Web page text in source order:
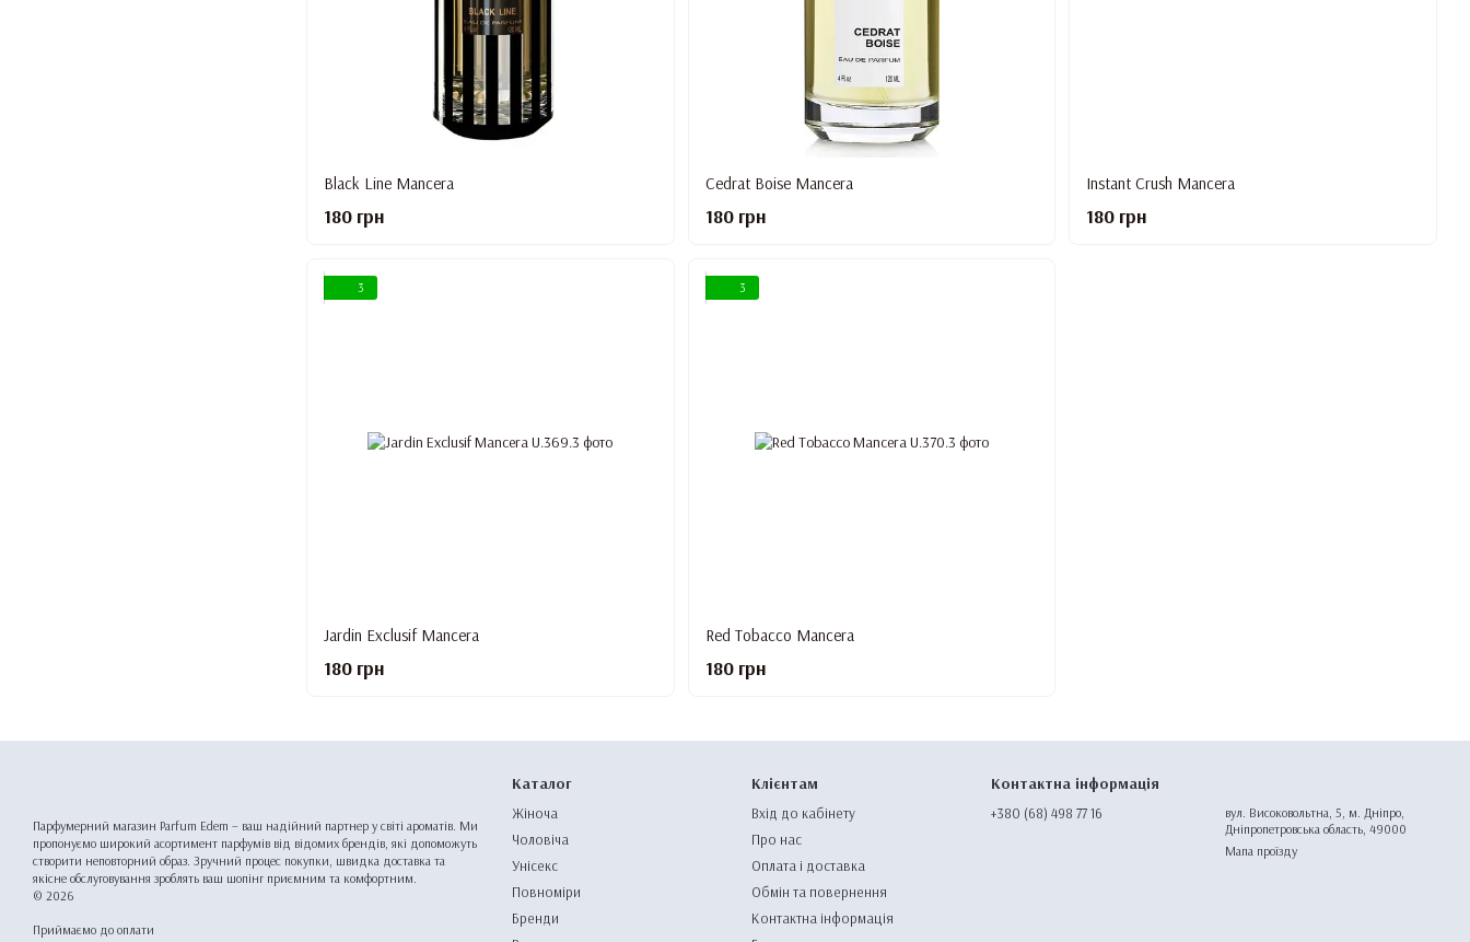
Black Line Mancera
180 грн
Cedrat Boise Mancera
180 грн
Instant Crush Mancera
180 грн
3
Jardin Exclusif Mancera
180 грн
3
Red Tobacco Mancera
180 грн
Парфумерний магазин Parfum Edem – ваш надійний партнер у світі ароматів. Ми
пропонуємо широкий асортимент парфумів від відомих брендів, які допоможуть
створити неповторний образ. Зручний процес покупки, швидка доставка та
якісне обслуговування зроблять ваш шопінг приємним та комфортним.
© 2026
Приймаємо до оплати
Каталог
Жіноча
Чоловіча
Унісекс
Повноміри
Бренди
Клієнтам
Вхід до кабінету
Про нас
Оплата і доставка
Обмін та повернення
Контактна інформація
Контактна інформація
+380 (68) 498 77 16
вул. Високовольтна, 5, м. Дніпро,
Дніпропетровська область, 49000
Мапа проїзду